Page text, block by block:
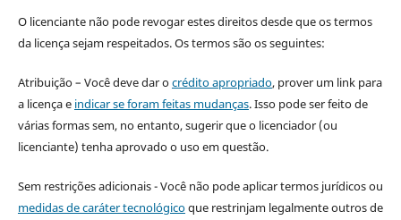
O licenciante não pode revogar estes direitos desde que os termos
da licença sejam respeitados. Os termos são os seguintes:
Atribuição – Você deve dar ocrédito apropriado, prover um link para
a licença e indicar se foram feitas mudanças. Isso pode ser feito de
várias formas sem, no entanto, sugerir que o licenciador (ou
licenciante) tenha aprovado o uso em questão.
Sem restrições adicionais - Você não pode aplicar termos jurídicos ou
medidas de caráter tecnológicoque restrinjam legalmente outros de